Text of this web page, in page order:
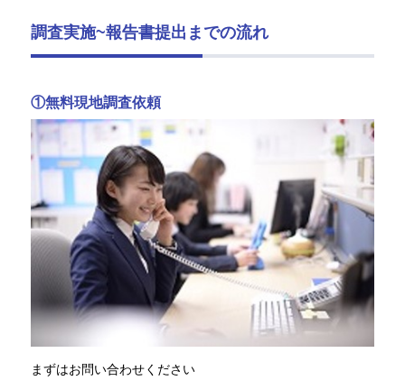
調査実施~報告書提出までの流れ
①無料現地調査依頼
まずはお問い合わせください